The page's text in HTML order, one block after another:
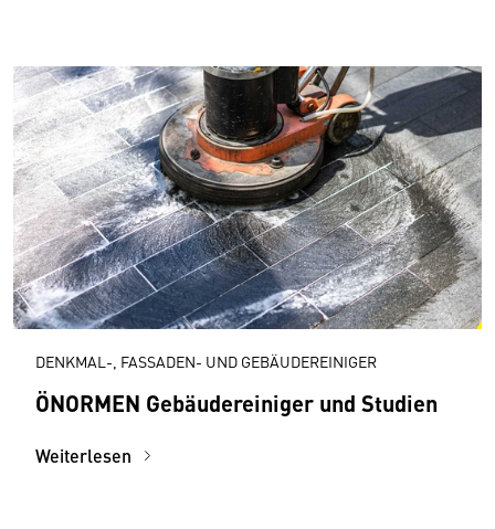
DENKMAL-, FASSADEN- UND GEBÄUDEREINIGER
ÖNORMEN Gebäudereiniger und Studien
Weiterlesen